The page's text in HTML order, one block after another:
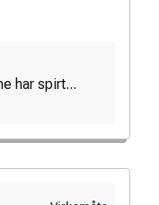
har spirt...